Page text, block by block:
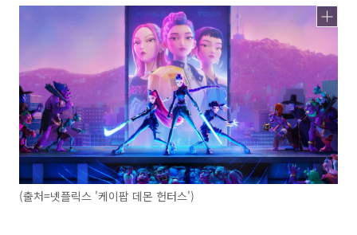
(출처=넷플릭스 '케이팝 데몬 헌터스')